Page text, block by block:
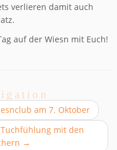
verlieren damit auch
auf der Wiesn mit Euch!
am 7. Oktober
Tuchfühlung mit den
→